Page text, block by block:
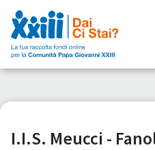
I.I.S. Meucci -